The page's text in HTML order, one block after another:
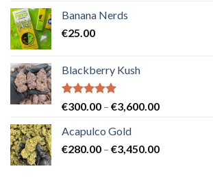
var:
Banana Nerds
€25.00
Blackberry Kush
Betygsatt
€300.00 – €3,600.00Prisintervall:
€3,600.00
Acapulco Gold
€280.00 – €3,450.00Prisintervall: